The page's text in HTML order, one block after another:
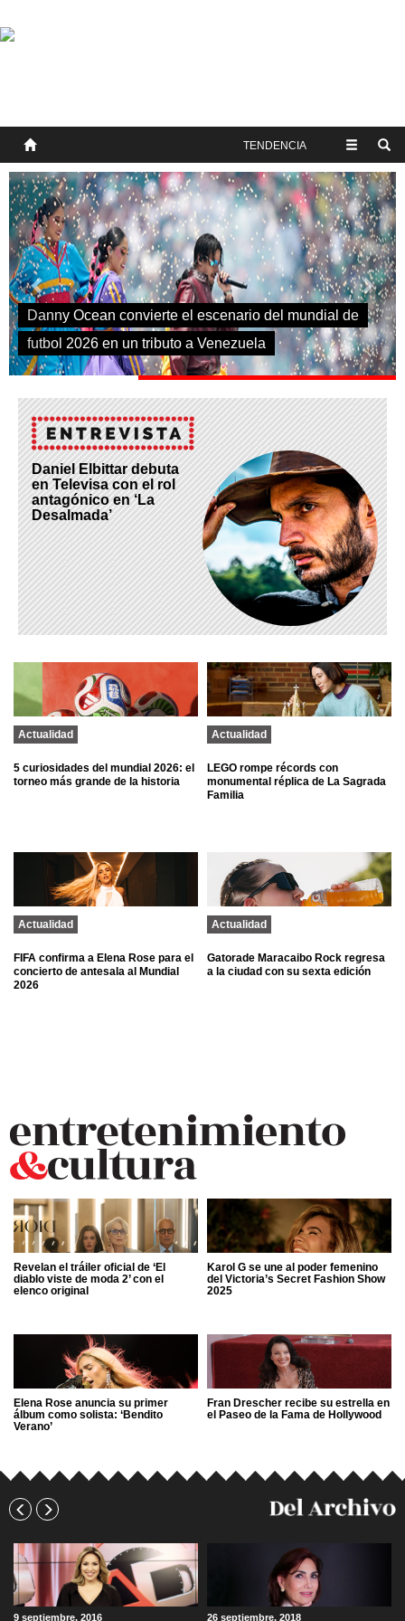
SOBRE NOSOTROS
TENDENCIA
5 curiosidades del mundial 2026: el torneo más
grande de la historia
Previous Next
Daniel Elbittar debuta
en Televisa con el rol
antagónico en ‘La
Desalmada’
Actualidad
5 curiosidades del mundial 2026: el
torneo más grande de la historia
Actualidad
LEGO rompe récords con
monumental réplica de La Sagrada
Familia
Actualidad
FIFA confirma a Elena Rose para el
concierto de antesala al Mundial
2026
Actualidad
Gatorade Maracaibo Rock regresa
a la ciudad con su sexta edición
Revelan el tráiler oficial de ‘El
diablo viste de moda 2’ con el
elenco original
Karol G se une al poder femenino
del Victoria’s Secret Fashion Show
2025
Elena Rose anuncia su primer
álbum como solista: ‘Bendito
Verano’
Fran Drescher recibe su estrella en
el Paseo de la Fama de Hollywood
1 marzo, 2007 1 julio, 2013